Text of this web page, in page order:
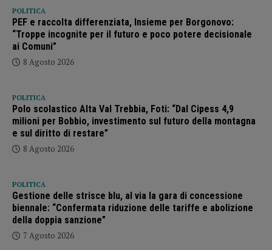
POLITICA
PEF e raccolta differenziata, Insieme per Borgonovo:
“Troppe incognite per il futuro e poco potere decisionale
ai Comuni”
8 Agosto 2026
POLITICA
Polo scolastico Alta Val Trebbia, Foti: “Dal Cipess 4,9
milioni per Bobbio, investimento sul futuro della montagna
e sul diritto di restare”
8 Agosto 2026
POLITICA
Gestione delle strisce blu, al via la gara di concessione
biennale: “Confermata riduzione delle tariffe e abolizione
della doppia sanzione”
7 Agosto 2026